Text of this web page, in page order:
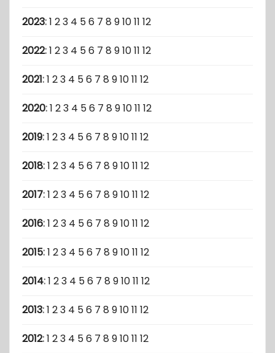
2023:1 23 4 56 7 8 91011 12
2022:1 23 4 56 7 8 91011 12
2021:1 23 4 56 7 8 91011 12
2020:1 23 4 56 7 8 91011 12
2019:1 23 4 56 7 8 91011 12
2018:1 23 4 56 7 8 91011 12
2017:1 23 4 56 7 8 91011 12
2016:1 23 4 56 7 8 91011 12
2015:1 23 4 56 7 8 91011 12
2014:1 23 4 56 7 8 91011 12
2013:1 23 4 56 7 8 91011 12
2012:1 23 4 56 7 8 91011 12